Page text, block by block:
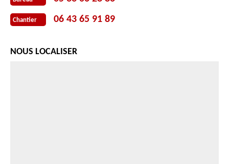
Chantier 06 43 65 91 89
NOUS LOCALISER